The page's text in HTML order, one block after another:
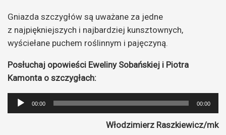
Gniazda szczygłów są uważane za jedne
z najpiękniejszych i najbardziej kunsztownych,
wyściełane puchem roślinnym i pajęczyną.
Posłuchaj opowieści Eweliny Sobańskiej i Piotra
Kamonta o szczygłach:
Odtwarzacz
plików
00:00 00:00
Włodzimierz Raszkiewicz/mk